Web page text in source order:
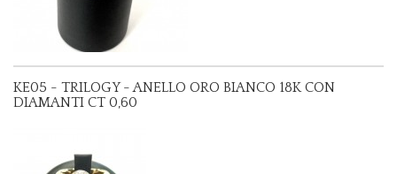
KE05 - TRILOGY - ANELLO ORO BIANCO 18K CON
DIAMANTI CT 0,60